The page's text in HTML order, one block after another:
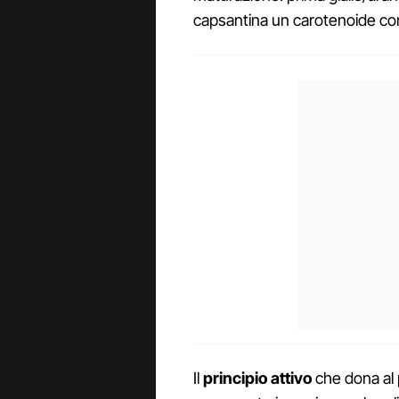
capsantina un carotenoide
Ilprincipio attivoche dona